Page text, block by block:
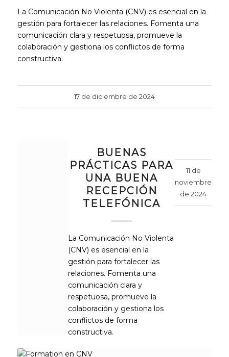
La Comunicación No Violenta (CNV) es esencial en la
gestión para fortalecer las relaciones. Fomenta una
comunicación clara y respetuosa, promueve la
colaboración y gestiona los conflictos de forma
constructiva.
17 de diciembre de 2024
BUENAS
PRÁCTICAS PARA
UNA BUENA
RECEPCIÓN
TELEFÓNICA
La Comunicación No Violenta
(CNV) es esencial en la
gestión para fortalecer las
relaciones. Fomenta una
comunicación clara y
respetuosa, promueve la
colaboración y gestiona los
conflictos de forma
constructiva.
11 de
noviembre
de 2024